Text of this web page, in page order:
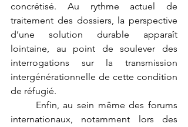
concrétisé. Au rythme actuel de
traitement des dossiers, la perspective
d’une solution durable apparaît
lointaine, au point de soulever des
interrogations sur la transmission
intergénérationnelle de cette condition
de réfugié.
internationaux, notamment lors des